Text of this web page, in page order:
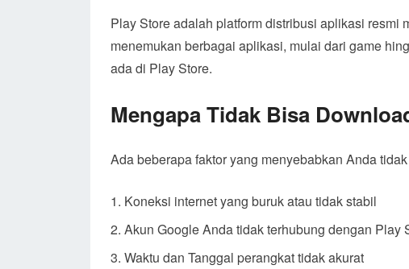
Play Store adalah platform distribusi aplikasi resmi
menemukan berbagai aplikasi, mulai dari game
ada di Play Store.
Mengapa Tidak Bisa
Ada beberapa faktor yang menyebabkan Anda
Koneksi internet yang buruk atau tidak stabil
Akun Google Anda tidak terhubung dengan Play
Waktu dan Tanggal perangkat tidak akurat